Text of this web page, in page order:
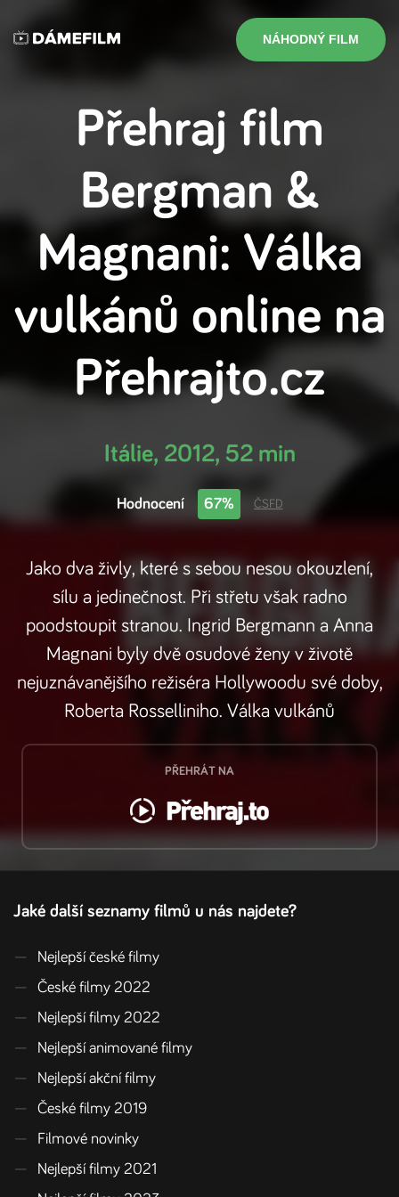
NÁHODNÝ FILM
Přehraj film
Bergman &
Magnani: Válka
vulkánů online na
Přehrajto.cz
Itálie, 2012, 52 min
Hodnocení 67% ČSFD
Jako dva živly, které s sebou nesou okouzlení,
sílu a jedinečnost. Při střetu však radno
poodstoupit stranou. Ingrid Bergmann a Anna
Magnani byly dvě osudové ženy v životě
nejuznávanějšího režiséra Hollywoodu své doby,
Roberta Rosselliniho. Válka vulkánů
PŘEHRÁT NA
Jaké další seznamy filmů u nás najdete?
—
Nejlepší české filmy
—
České filmy 2022
—
Nejlepší filmy 2022
—
Nejlepší animované filmy
—
Nejlepší akční filmy
—
České filmy 2019
—
Filmové novinky
—
Nejlepší filmy 2021